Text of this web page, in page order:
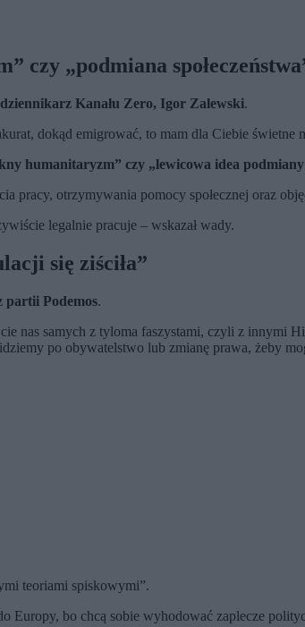
czy „podmiana
dziennikarz Kanału Zero, Igor Zalewski.
dokąd emigrować, to mam dla Ciebie świetne
humanitaryzm” czy „lewicowa idea podmiany
pracy, otrzymywania pomocy społecznej oraz
legalnie pracuje – wskazał wady.
się ziściła”
partii Podemos.
nas samych z tyloma faszystami, czyli z innymi
po obywatelstwo lub zmianę prawa, żeby
teoriami spiskowymi”.
bo chcą sobie wyhodować zaplecze